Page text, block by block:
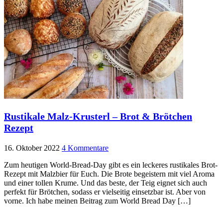
Rustikale Malz-Krusterl – Brot & Brötchen
Rezept
16. Oktober 2022 4 Kommentare
Zum heutigen World-Bread-Day gibt es ein leckeres rustikales Brot-
Rezept mit Malzbier für Euch. Die Brote begeistern mit viel Aroma
und einer tollen Krume. Und das beste, der Teig eignet sich auch
perfekt für Brötchen, sodass er vielseitig einsetzbar ist. Aber von
vorne. Ich habe meinen Beitrag zum World Bread Day […]